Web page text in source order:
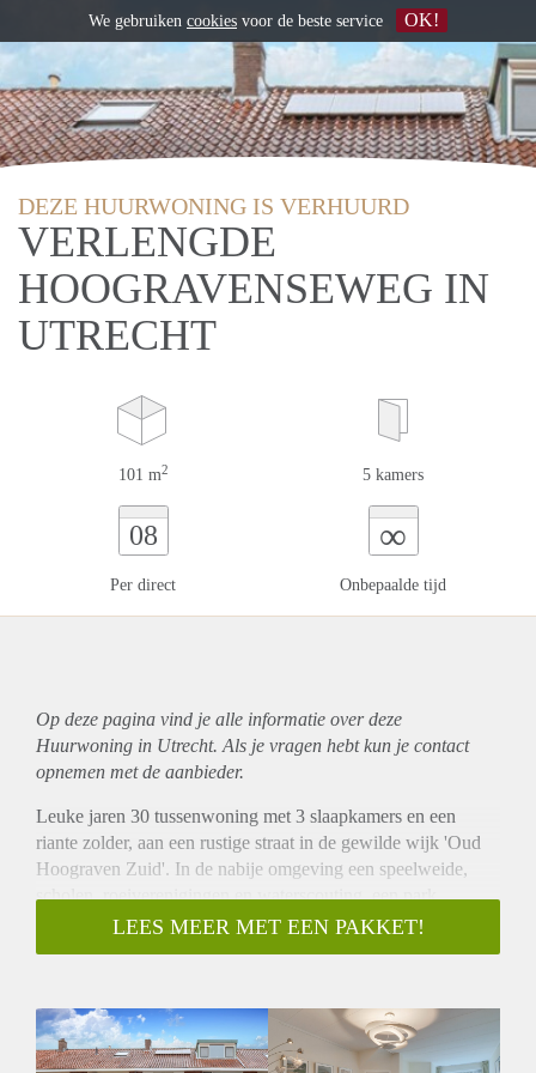
DEZE HUURWONING IS VERHUURD
VERLENGDE
HOOGRAVENSEWEG IN
UTRECHT
101 m2 5 kamers
08
Per direct
∞
Onbepaalde tijd
Op deze pagina vind je alle informatie over deze
Huurwoning in Utrecht. Als je vragen hebt kun je contact
opnemen met de aanbieder.
Leuke jaren 30 tussenwoning met 3 slaapkamers en een
riante zolder, aan een rustige straat in de gewilde wijk 'Oud
Hoograven Zuid'. In de nabije omgeving een speelweide,
scholen, roeiverenigingen en waterscouting, een park,
bushalte, supermarkt en een klein winkelcentrum met diverse
gemakswinkels. Parkeren mag hier nog gratis en met de auto
met 15 minuten op het Centraal Station. Kortom, een fijne
uitvalsbasis voor het hele gezin.
LEES MEER MET EEN PAKKET!
We gebruiken cookies voor de beste service OK!